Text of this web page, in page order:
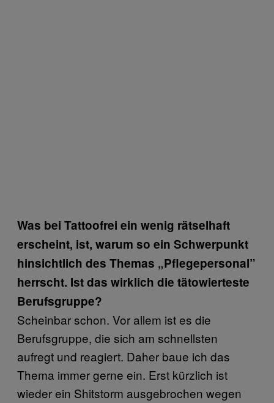
Was bei Tattoofrei ein wenig rätselhaft
erscheint, ist, warum so ein Schwerpunkt
hinsichtlich des Themas „Pflegepersonal”
herrscht. Ist das wirklich die tätowierteste
Berufsgruppe?
Scheinbar schon. Vor allem ist es die
Berufsgruppe, die sich am schnellsten
aufregt und reagiert. Daher baue ich das
Thema immer gerne ein. Erst kürzlich ist
wieder ein Shitstorm ausgebrochen wegen